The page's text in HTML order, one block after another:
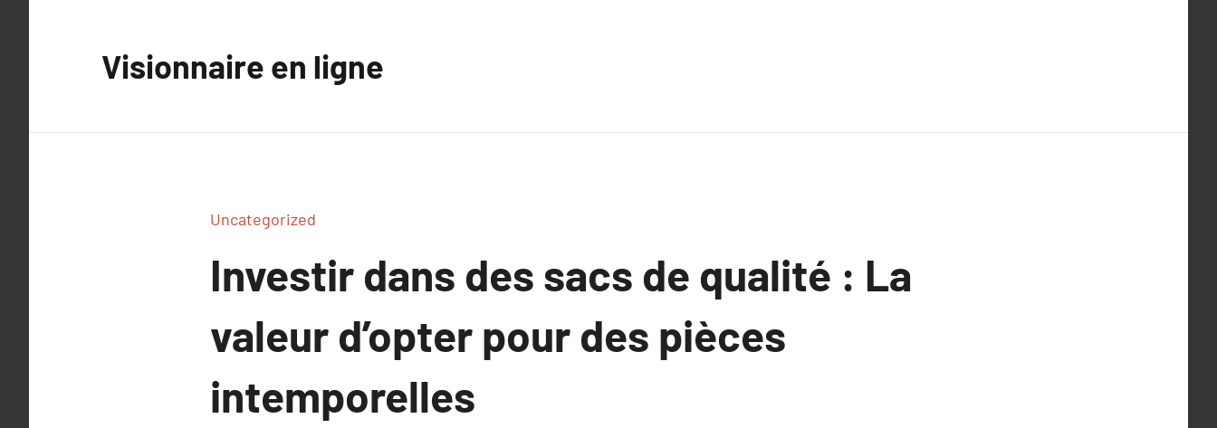
Visionnaire en ligne
Uncategorized
Investir dans des sacs de qualité : La
valeur d’opter pour des pièces
intemporelles